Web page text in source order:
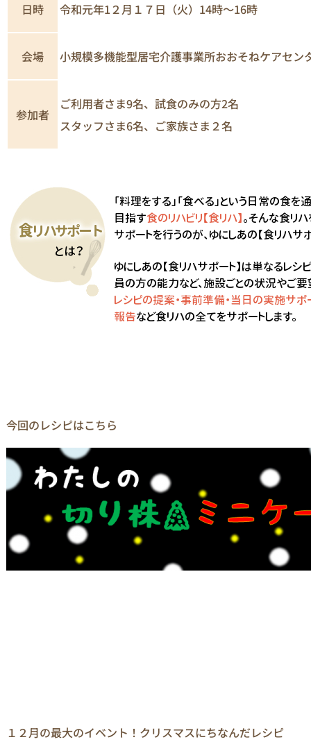
日時 令和元年1２月１７日（火）14時～16時
会場 小規模多機能型居宅介護事業所おおそねケアセン
参加者
ご利用者さま9名、試食のみの方2名
スタッフさま6名、ご家族さま２名
今回のレシピはこちら
１２月の最大のイベント！クリスマスにちなんだレシピ